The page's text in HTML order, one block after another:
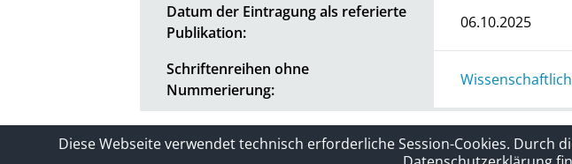
Datum der Eintragung als referierte
Publikation:
06.10.2025
Schriftenreihen ohne
Nummerierung:
Kontakt Impressum / Datenschutzerklärung Sitelinks
Diese Webseite verwendet technisch erforderliche Session-Cookies. Durch